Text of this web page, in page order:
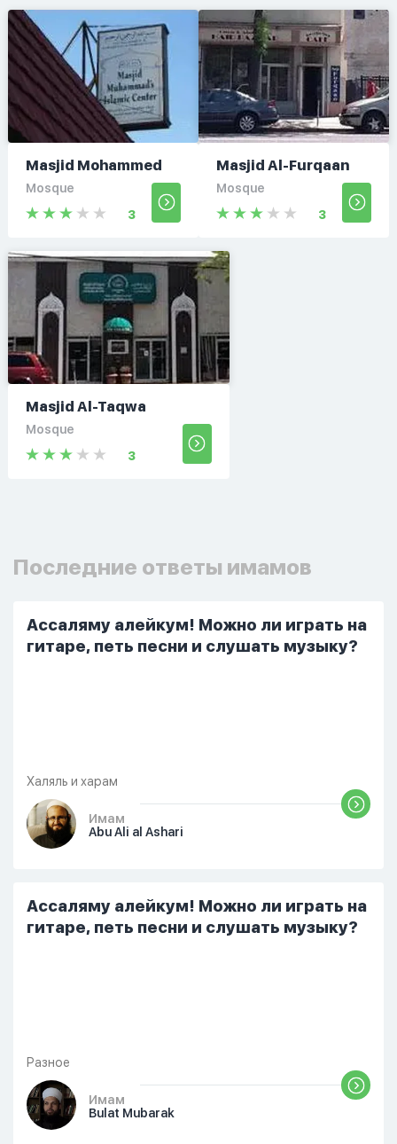
Masjid Mohammed
Mosque
3
Masjid Al-Furqaan
Mosque
3
Masjid Al-Taqwa
Mosque
3
Последние ответы имамов
Ассаляму алейкум! Можно ли играть на
гитаре, петь песни и слушать музыку?
Халяль и харам
Имам
Abu Ali al Ashari
Ассаляму алейкум! Можно ли играть на
гитаре, петь песни и слушать музыку?
Разное
Имам
Bulat Mubarak